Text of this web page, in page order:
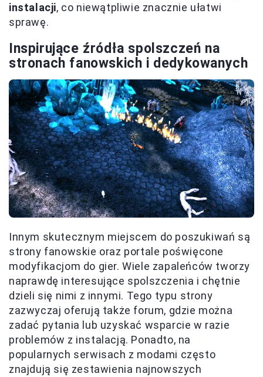
instalacji, co niewątpliwie znacznie ułatwi
sprawę.
Inspirujące źródła spolszczeń na
stronach fanowskich i dedykowanych
Innym skutecznym miejscem do poszukiwań są
strony fanowskie oraz portale poświęcone
modyfikacjom do gier. Wiele zapaleńców tworzy
naprawdę interesujące spolszczenia i chętnie
dzieli się nimi z innymi. Tego typu strony
zazwyczaj oferują także forum, gdzie można
zadać pytania lub uzyskać wsparcie w razie
problemów z instalacją. Ponadto, na
popularnych serwisach z modami często
znajdują się zestawienia najnowszych